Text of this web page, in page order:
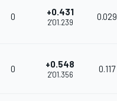
0 +0.431
2'01.239
0.029
0 +0.548
2'01.356
0.117